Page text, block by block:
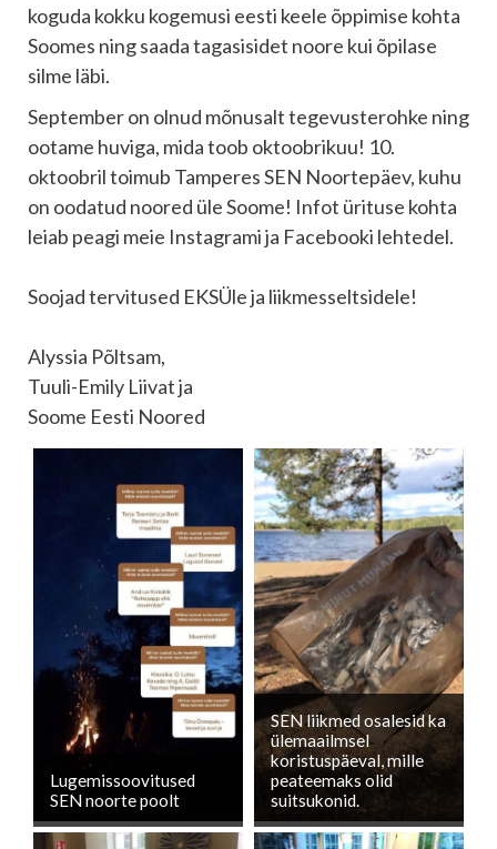
koguda kokku kogemusi eesti keele õppimise kohta
Soomes ning saada tagasisidet noore kui õpilase
silme läbi.
September on olnud mõnusalt tegevusterohke ning
ootame huviga, mida toob oktoobrikuu! 10.
oktoobril toimub Tamperes SEN Noortepäev, kuhu
on oodatud noored üle Soome! Infot ürituse kohta
leiab peagi meie Instagrami ja Facebooki lehtedel.
Soojad tervitused EKSÜle ja liikmesseltsidele!
Alyssia Põltsam,
Tuuli-Emily Liivat ja
Soome Eesti Noored
Lugemissoovitused
SEN noorte poolt
SEN liikmed osalesid ka
ülemaailmsel
koristuspäeval, mille
peateemaks olid
suitsukonid.